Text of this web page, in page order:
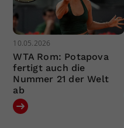
10.05.2026
WTA Rom: Potapova
fertigt auch die
Nummer 21 der Welt
ab